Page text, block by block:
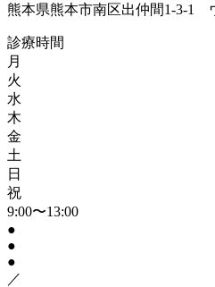
熊本県熊本市南区出仲間1-3-1
診療時間
月
火
水
木
金
土
日
祝
9:00〜13:00
●
●
●
／